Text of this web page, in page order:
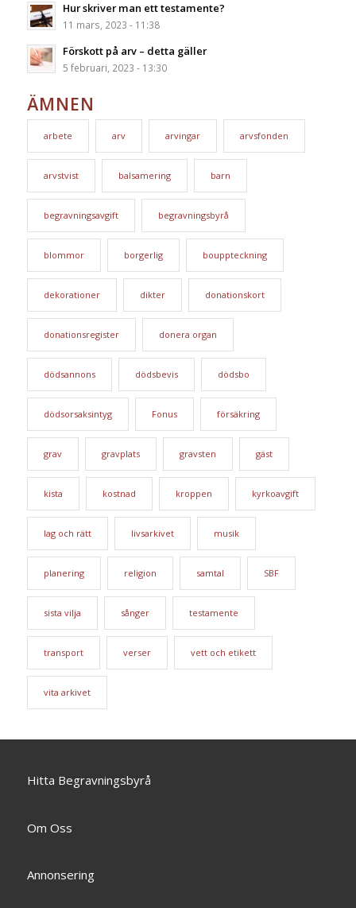
Hur skriver man ett testamente?
11 mars, 2023 - 11:38
Förskott på arv – detta gäller
5 februari, 2023 - 13:30
ÄMNEN
arbete arv arvingar arvsfonden
arvstvist balsamering barn
begravningsavgift begravningsbyrå
blommor borgerlig bouppteckning
dekorationer dikter donationskort
donationsregister donera organ
dödsannons dödsbevis dödsbo
dödsorsaksintyg Fonus försäkring
grav gravplats gravsten gäst
kista kostnad kroppen kyrkoavgift
lag och rätt livsarkivet musik
planering religion samtal SBF
sista vilja sånger testamente
transport verser vett och etikett
vita arkivet
Hitta Begravningsbyrå
Om Oss
Annonsering